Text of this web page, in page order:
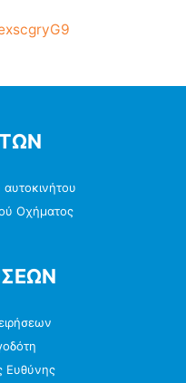
αυτοκινήτου
Οχήματος
Ευθύνης